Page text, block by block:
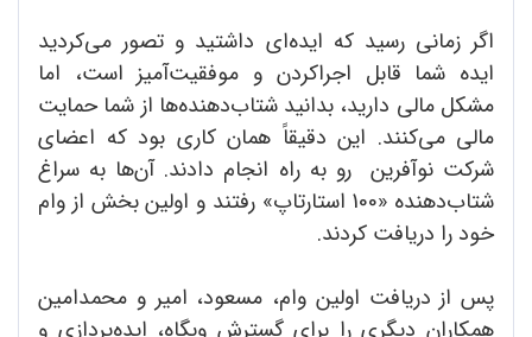
اگر زمانی رسید که ایده‌ای داشتید و تصور می‌کردید
ایده شما قابل اجراکردن و موفقیت‌آمیز است، اما
مشکل مالی دارید، بدانید شتاب‌دهنده‌ها از شما حمایت
مالی می‌کنند. این دقیقاً همان کاری بود که اعضای
شرکت نوآفرین رو به راه انجام دادند. آن‌ها به سراغ
شتاب‌دهنده «100 استارتاپ» رفتند و اولین بخش از وام
خود را دریافت کردند.
پس از دریافت اولین وام، مسعود، امیر و محمدامین
همکاران دیگری را برای گسترش وبگاه، ایده‌پردازی و